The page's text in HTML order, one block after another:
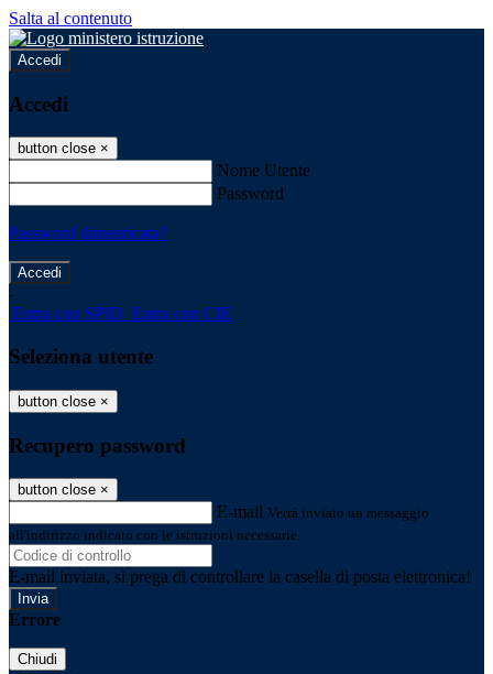
Salta al contenuto
Accedi
Accedi
button close ×
Nome Utente
Password
Password dimenticata?
-
Entra con SPID Entra con CIE
Seleziona utente
button close ×
Recupero password
button close ×
E-mail Verrà inviato un messaggio
all'indirizzo indicato con le istruzioni necessarie.
E-mail inviata, si prega di controllare la casella di posta elettronica!
Errore
Chiudi